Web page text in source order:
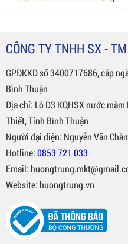
CÔNG TY TNHH SX -
GPĐKKD số 3400717686, cấp
Bình Thuận
Địa chỉ: Lô D3 KQHSX nước
Thiết, Tỉnh Bình Thuận
Người đại diện: Nguyễn Văn
Hotline:0853 721 033
Email:
Website: huongtrung.vn